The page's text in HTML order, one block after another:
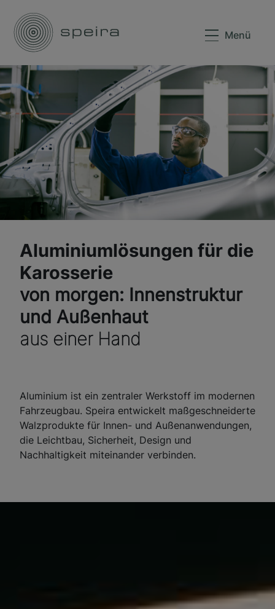
Menü
Aluminiumlösungen für die
Karosserie
von morgen: Innenstruktur
und Außenhaut
aus einer Hand
Aluminium ist ein zentraler Werkstoff im modernen
Fahrzeugbau. Speira entwickelt maßgeschneiderte
Walzprodukte für Innen- und Außenanwendungen,
die Leichtbau, Sicherheit, Design und
Nachhaltigkeit miteinander verbinden.